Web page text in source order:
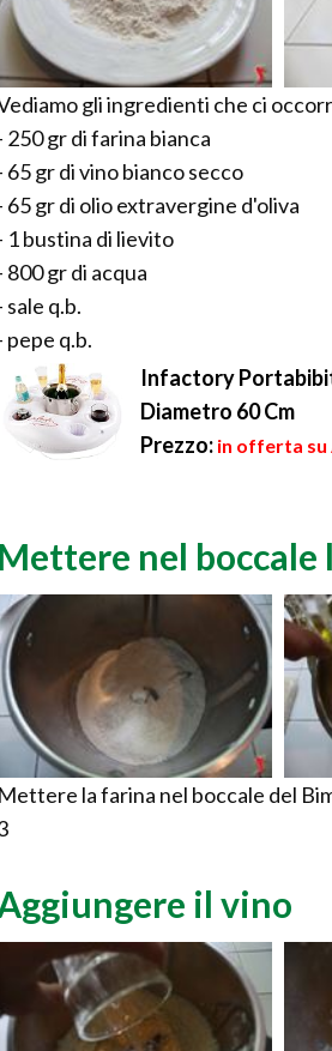
gli ingredienti che ci
250 gr di farina bianca
65 gr di vino bianco secco
65 gr di olio extravergine d'oliva
1 bustina di lievito
800 gr di acqua
sale q.b.
pepe q.b.
Infactory
Diametro 60 Cm
Prezzo: in offerta su
Mettere nel
Mettere la farina nel boccale del
il vino